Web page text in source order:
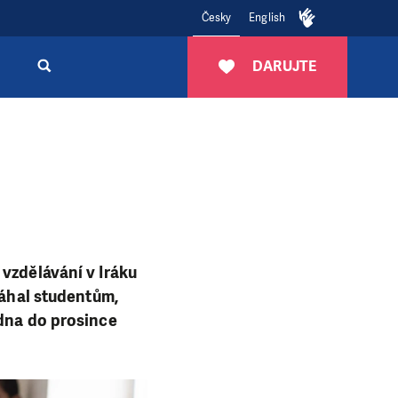
Česky English
DARUJTE
v Iráku
studentům,
do prosince